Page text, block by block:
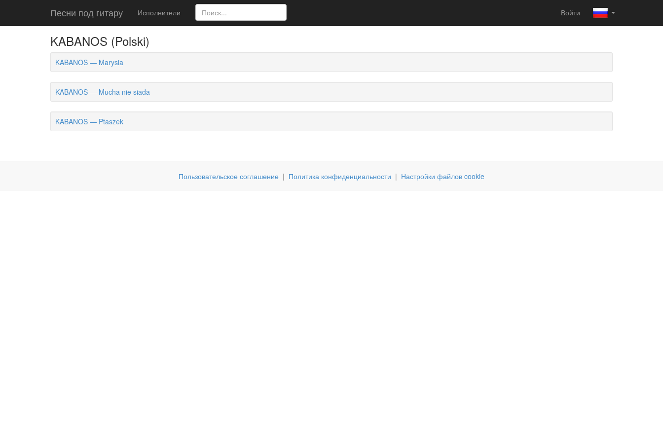
Песни под гитару Исполнители Войти
KABANOS (Polski)
KABANOS — Marysia
KABANOS — Mucha nie siada
KABANOS — Ptaszek
Пользовательское соглашение | Политика конфиденциальности | Настройки файлов cookie